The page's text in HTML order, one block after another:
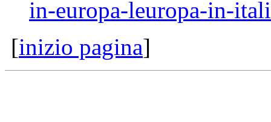
in-europa-leuropa-in-
[inizio pagina]